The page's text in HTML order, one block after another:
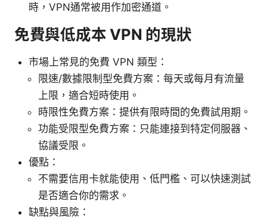
時，VPN通常被用作加密通道。
免費與低成本 VPN 的現狀
市場上常見的免費 VPN 類型：
限速/數據限制型免費方案：每天或每月有流量
上限，適合短時使用。
時限性免費方案：提供有限時間的免費試用期。
功能受限型免費方案：只能連接到特定伺服器、
協議受限。
優點：
不需要信用卡就能使用、低門檻、可以快速測試
是否適合你的需求。
缺點與風險：